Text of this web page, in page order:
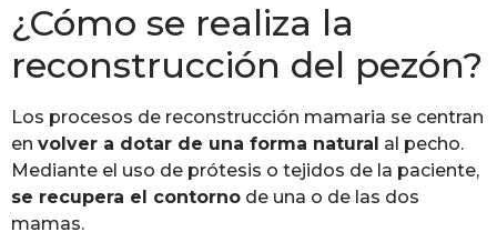
¿Cómo se realiza la
reconstrucción del pezón?
Los procesos de reconstrucción mamaria se centran
en volver a dotar de una forma natural al pecho.
Mediante el uso de prótesis o tejidos de la paciente,
se recupera el contorno de una o de las dos
mamas.